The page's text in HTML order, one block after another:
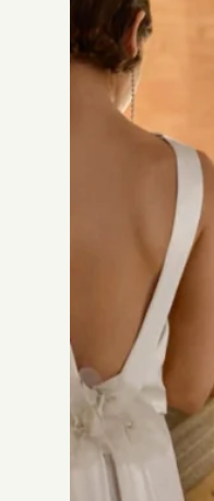
Robe de mariée
soulignés d’une
PRENDRE RENDEZ-VOUS
Tissus
Jesus Peiro